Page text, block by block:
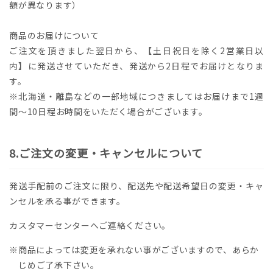
額が異なります）
商品のお届けについて
ご注文を頂きました翌日から、【土日祝日を除く2営業日以
内】に発送させていただき、発送から2日程でお届けとなりま
す。
※北海道・離島などの一部地域につきましてはお届けまで1週
間～10日程お時間をいただく場合がございます。
ご注文の変更・キャンセルについて
発送手配前のご注文に限り、配送先や配送希望日の変更・キャ
ンセルを承る事ができます。
カスタマーセンターへご連絡ください。
※商品によっては変更を承れない事がございますので、あらか
じめご了承下さい。